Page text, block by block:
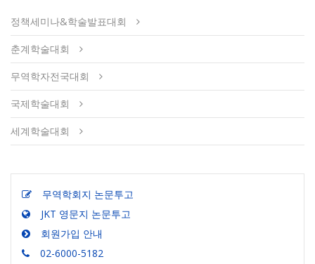
정책세미나&학술발표대회
춘계학술대회
무역학자전국대회
국제학술대회
세계학술대회
무역학회지 논문투고
JKT 영문지 논문투고
회원가입 안내
02-6000-5182